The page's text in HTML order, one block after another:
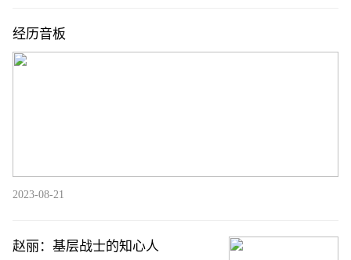
经历音板
2023-08-21
赵丽：基层战士的知心人